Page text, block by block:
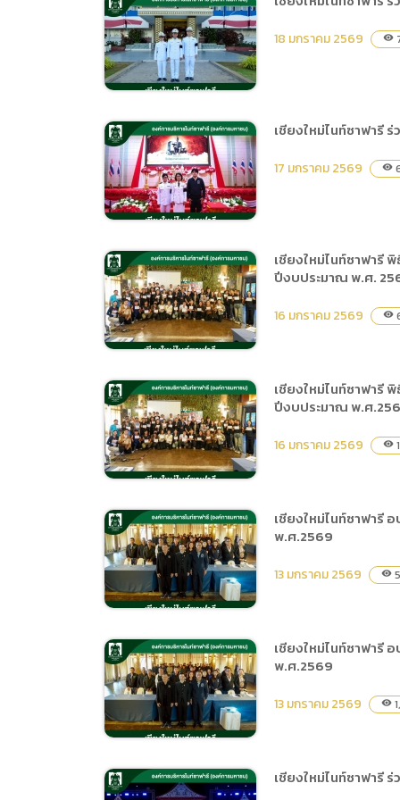
การเปิ
การนำ
เชียงใหม่ไนท์ซาฟารี ร่วมงาน
ประกวดรำวงประยุกต์ท้อง
ถิ่นที่ (รอบชิงชนะเลิศ) ใน
งานฤดูหนาว นางสาว
เชียงใหม่และงาน OTOP
ของดีเมืองเชียงใหม่ ประจำปี
2569
เชียงใหม่ไนท์ซาฟารี ร่วม
พิธีกรทำสัตย์ปฏิญาณตน
ต่อธงชัยเฉลิมพล ประจำปี
2569
18 มกราคม 2569 visibility
เชียงใหม่ไนท์ซาฟารี ร่วมพิธี
ถวายราชสักการะ “พ่อขุน
รามคำแหงมหาราช”
เชียงใหม่ไนท์ซาฟารี
17 มกราคม 2569 visibility
เชียงใหม่ไนท์ซาฟารี พิธีปิด
การอบรมเพิ่มทักษะการ
จัดการองค์ความรู้สำหรับผู้
ปฏิบัติงานภายใต้โครงการ
Knowledge
Management ประจำ
ปีงบประมาณ พ.ศ. 2569
เชียงใหม่ไนท์ซาฟารี
ปีงบประมาณ พ.ศ.
16 มกราคม 2569 visibility
เชียงใหม่ไนท์ซาฟารี พิธีปิด
การอบรมเพิ่มทักษะการ
จัดการองค์ความรู้สำหรับผู้
ปฏิบัติงานภายใต้โครงการ
Knowledge
Management ประจำ
ปีงบประมาณ พ.ศ.2569
เชียงใหม่ไนท์ซาฟารี
ปีงบประมาณ พ.ศ
16 มกราคม 2569 visibility
เชียงใหม่ไนท์ซาฟารี อบรม
เพิ่มทักษะการจัดการองค์
ความรู้ สำหรับผู้ปฏิบัติงาน
ภายใต้โครงการ
Knowledge
management ประจำ
เชียงใหม่ไนท์ซาฟารี
พ.ศ.2569
13 มกราคม 2569 visibility
เชียงใหม่ไนท์ซาฟารี
พ.ศ.2569
13 มกราคม 2569 visibility
เชียงใหม่ไนท์ซาฟารี